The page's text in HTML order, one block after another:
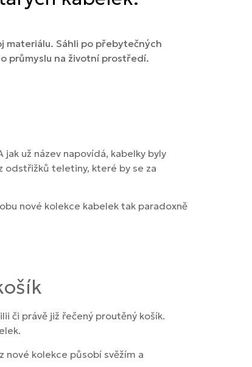
materiálu. Sáhli po přebytečných
průmyslu na životní prostředí.
jak už název napovídá, kabelky byly
odstřižků teletiny, které by se za
nové kolekce kabelek tak paradoxně
či právě již řečený proutěný košík.
nové kolekce působí svěžím a